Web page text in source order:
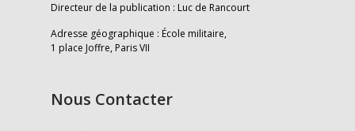
Directeur de la publication : Luc de Rancourt
Adresse géographique : École militaire,
1 place Joffre, Paris VII
Nous Contacter